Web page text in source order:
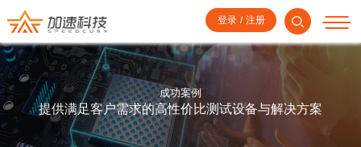
登录 / 注册
成功案例
提供满足客户需求的高性价比测试设备与解决方案